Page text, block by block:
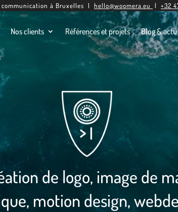
communication à Bruxelles | hello@woomera.eu | +32
Nos clients Références et projets Blog & actu
de logo, image de
motion design,